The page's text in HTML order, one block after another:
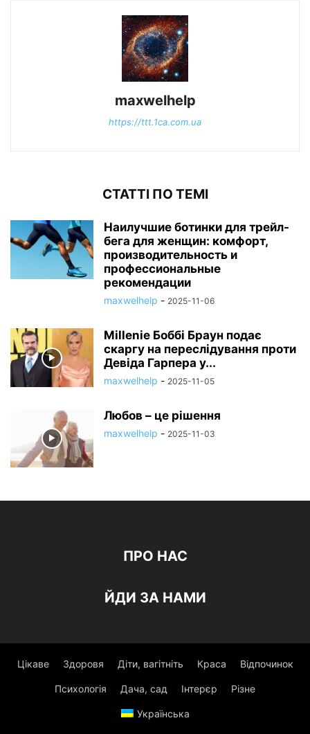
maxwelhelp
https://ttt.1ca.com.ua
СТАТТІ ПО ТЕМІ
Наилучшие ботинки для трейл-
бега для женщин: комфорт,
производительность и
профессиональные
рекомендации
maxwelhelp - 2025-11-06
Millenie Боббі Браун подає
скаргу на переслідування проти
Девіда Гарпера у...
maxwelhelp - 2025-11-05
Любов – це рішення
maxwelhelp - 2025-11-03
ПРО НАС
ЙДИ ЗА НАМИ
Цікаве Здоровя Діти, вагітніть Краса Відпочинок
Психологія Дача, сад Інтерєр Різне
Українська